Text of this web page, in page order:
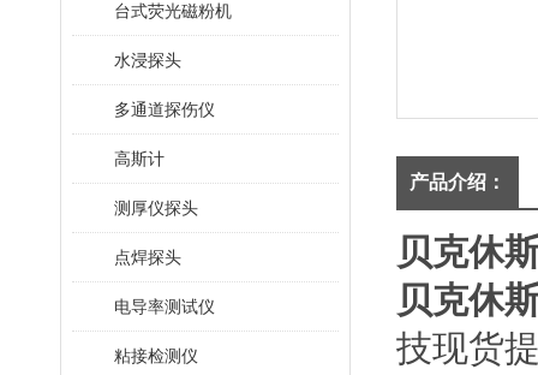
台式荧光磁粉机
水浸探头
多通道探伤仪
高斯计
测厚仪探头
点焊探头
电导率测试仪
粘接检测仪
产品介绍：
贝克休
贝克休
技现货